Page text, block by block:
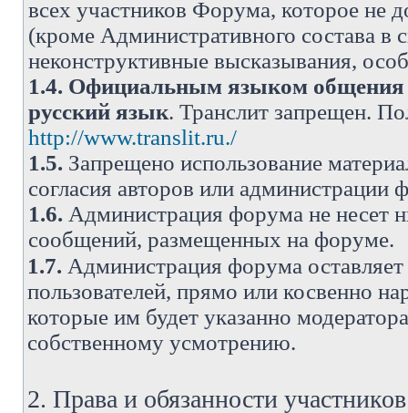
всех участников Форума, которое не
(кроме Административного состава в
неконструктивные высказывания,
1.4. Официальным языком общения
русский язык. Транслит запрещен.
http://www.translit.ru./
1.5. Запрещено использование
согласия авторов или администрации
1.6. Администрация форума не несет
сообщений, размещенных на форуме.
1.7. Администрация форума
пользователей, прямо или косвенно
которые им будет указанно
собственному усмотрению.
2. Права и обязанности